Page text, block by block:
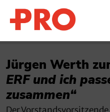
Jürgen Werth
ERF und ich
zusammen“